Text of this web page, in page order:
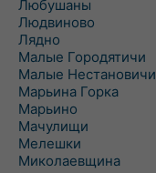
Любушаны
Людвиново
Лядно
Малые Городятичи
Малые Нестановичи
Марьина Горка
Марьино
Мачулищи
Мелешки
Миколаевщина